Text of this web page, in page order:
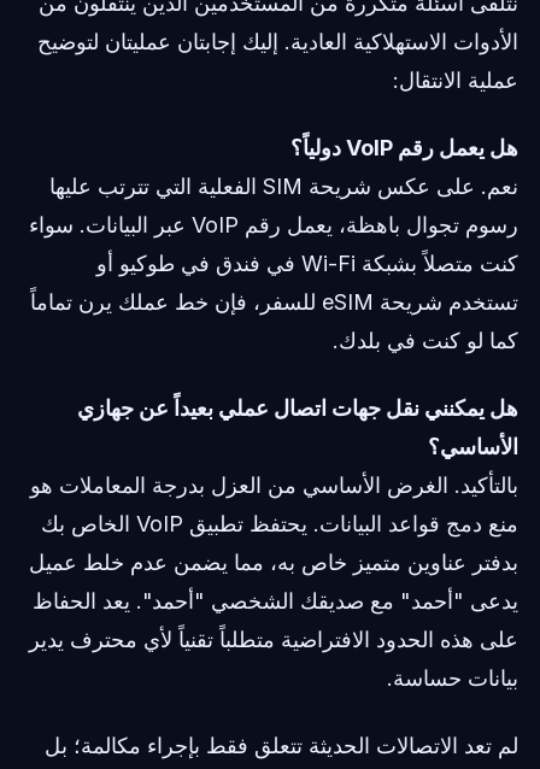
الأدوات الاستهلاكية العادية. إليك إجابتان عمليتان لتوضيح
عملية الانتقال:
هل يعمل رقم VoIP دولياً؟
نعم. على عكس شريحة SIM الفعلية التي تترتب عليها
رسوم تجوال باهظة، يعمل رقم VoIP عبر البيانات. سواء
كنت متصلاً بشبكة Wi-Fi في فندق في طوكيو أو
تستخدم شريحة eSIM للسفر، فإن خط عملك يرن تماماً
كما لو كنت في بلدك.
هل يمكنني نقل جهات اتصال عملي بعيداً عن جهازي
الأساسي؟
بالتأكيد. الغرض الأساسي من العزل بدرجة المعاملات هو
منع دمج قواعد البيانات. يحتفظ تطبيق VoIP الخاص بك
بدفتر عناوين متميز خاص به، مما يضمن عدم خلط عميل
يدعى "أحمد" مع صديقك الشخصي "أحمد". يعد الحفاظ
على هذه الحدود الافتراضية متطلباً تقنياً لأي محترف يدير
بيانات حساسة.
لم تعد الاتصالات الحديثة تتعلق فقط بإجراء مكالمة؛ بل